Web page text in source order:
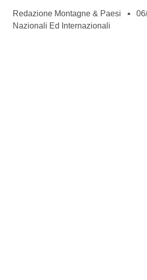
Redazione Montagne & Paesi
Nazionali Ed Internazionali